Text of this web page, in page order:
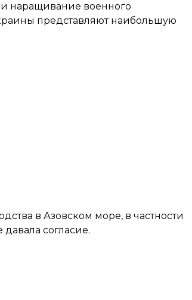
наращивание военного
представляют наибольшую
в Азовском море, в частности
согласие.